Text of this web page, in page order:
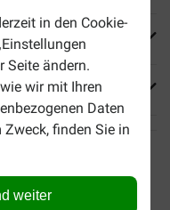
in den Cookie-
Seite ändern.
wir mit Ihren
Daten
finden Sie in
weiter